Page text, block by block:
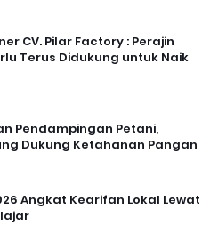
CV. Pilar Factory : Perajin
Terus Didukung untuk Naik
Pendampingan Petani,
Dukung Ketahanan Pangan
Angkat Kearifan Lokal Lewat